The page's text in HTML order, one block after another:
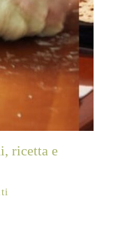
ricetta e